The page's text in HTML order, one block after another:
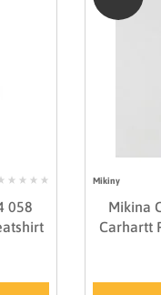
058
Mikiny
Mikina
Carhartt